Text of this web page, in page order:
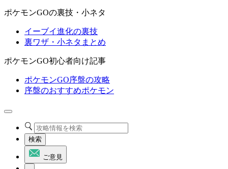
ポケモンGOの裏技・小ネタ
イーブイ進化の裏技
裏ワザ・小ネタまとめ
ポケモンGO初心者向け記事
ポケモンGO序盤の攻略
序盤のおすすめポケモン
検索
ご意見